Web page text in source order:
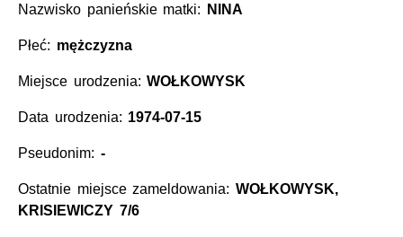
Nazwisko panieńskie matki: NINA
Płeć: mężczyzna
Miejsce urodzenia:WOŁKOWYSK
Data urodzenia: 1974-07-15
Pseudonim: -
Ostatnie miejsce zameldowania: WOŁKOWYSK,
KRISIEWICZY 7/6